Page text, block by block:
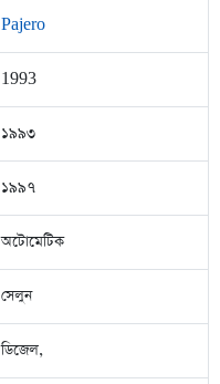
Pajero
1993
১৯৯৩
১৯৯৭
অটোমেটিক
সেলুন
ডিজেল,